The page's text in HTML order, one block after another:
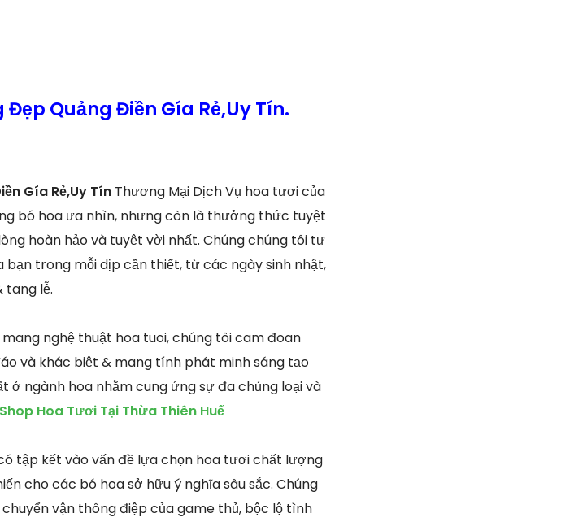
Quảng Điền Gía Rẻ,Uy Tín.
Gía Rẻ,Uy Tín Thương Mại Dịch Vụ hoa tươi của
bó hoa ưa nhìn, nhưng còn là thưởng thức tuyệt
hoàn hảo và tuyệt vời nhất. Chúng chúng tôi tự
trong mỗi dịp cần thiết, từ các ngày sinh nhật,
tang lễ.
nghệ thuật hoa tuoi, chúng tôi cam đoan
và khác biệt & mang tính phát minh sáng tạo
ở ngành hoa nhằm cung ứng sự đa chủng loại và
Shop Hoa Tươi Tại Thừa Thiên Huế
tập kết vào vấn đề lựa chọn hoa tươi chất lượng
cho các bó hoa sở hữu ý nghĩa sâu sắc. Chúng
vận thông điệp của game thủ, bộc lộ tình